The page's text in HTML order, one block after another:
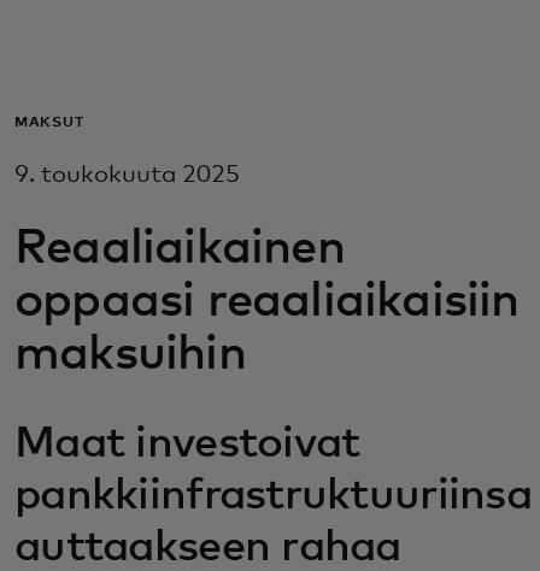
Yrityksille
Innovaattoreille
Uutiset ja trendit
MAKSUT
9. toukokuuta 2025
Reaaliaikainen
oppaasi reaaliaikaisiin
maksuihin
Maat investoivat
pankkiinfrastruktuuriinsa
auttaakseen rahaa